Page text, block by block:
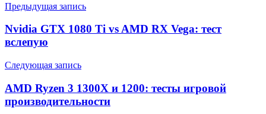
Предыдущая запись
Nvidia GTX 1080 Ti vs AMD RX Vega: тест
вслепую
Следующая запись
AMD Ryzen 3 1300X и 1200: тесты игровой
производительности